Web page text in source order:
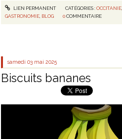
LIEN PERMANENT CATÉGORIES :OCCITANIE,
GASTRONOMIE BLOG 0 COMMENTAIRE
samedi 03 mai 2025
Biscuits bananes